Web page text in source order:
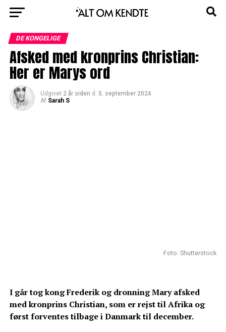
DE KONGELIGE
Afsked med kronprins Christian:
Her er Marys ord
Udgivet 2 år siden d. 5. september 2024
Af Sarah S
Foto: Shutterstock
I går tog kong Frederik og dronning Mary afsked
med kronprins Christian, som er rejst til Afrika og
først forventes tilbage i Danmark til december.